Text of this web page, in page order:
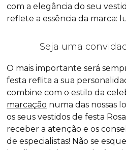
com a elegância do seu
reflete a essência da marca:
Seja uma
O mais importante será
festa reflita a sua
combine com o estilo da
marcação numa das nossas
os seus vestidos de festa
receber a atenção e os
de especialistas! Não se